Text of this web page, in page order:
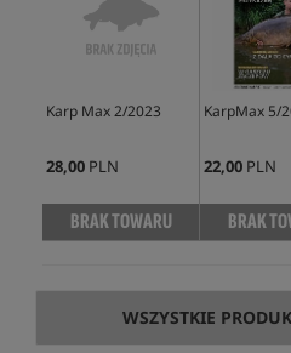
Karp Max 2/2023
28,00 PLN
BRAK TOWARU
KarpMax 5/
22,00 PLN
BRAK
WSZYSTKIE